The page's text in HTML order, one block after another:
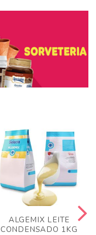
ALGEMIX LEITE
CONDENSADO 1KG